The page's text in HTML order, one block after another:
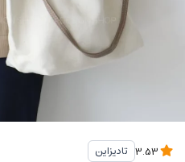
تادیزاین